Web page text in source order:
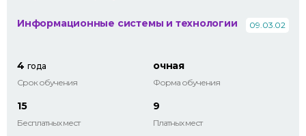
Информационные системы и технологии 09.03.02
4 года
Срок обучения
очная
Форма обучения
15
Бесплатных мест
9
Платных мест